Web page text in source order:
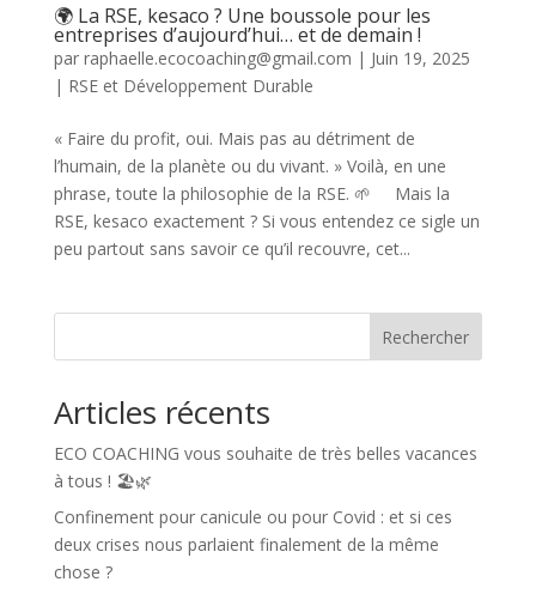
🌍 La RSE, kesaco ? Une boussole pour les
entreprises d’aujourd’hui… et de demain !
par raphaelle.ecocoaching@gmail.com | Juin 19, 2025
| RSE et Développement Durable
« Faire du profit, oui. Mais pas au détriment de
l’humain, de la planète ou du vivant. » Voilà, en une
phrase, toute la philosophie de la RSE. 🌱 Mais la
RSE, kesaco exactement ? Si vous entendez ce sigle un
peu partout sans savoir ce qu’il recouvre, cet...
Rechercher
Articles récents
ECO COACHING vous souhaite de très belles vacances
à tous ! 🏖️🌿
Confinement pour canicule ou pour Covid : et si ces
deux crises nous parlaient finalement de la même
chose ?